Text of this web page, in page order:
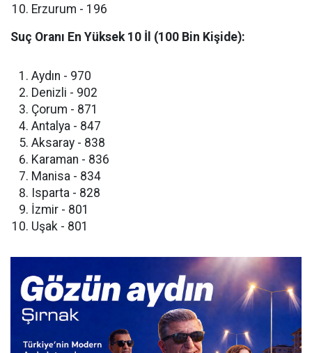
​Erzurum - 196
Suç Oranı En Yüksek 10 İl (100 Bin Kişide):
​Aydın - 970
​Denizli - 902
​Çorum - 871
​Antalya - 847
​Aksaray - 838
​Karaman - 836
​Manisa - 834
​Isparta - 828
​İzmir - 801
​Uşak - 801